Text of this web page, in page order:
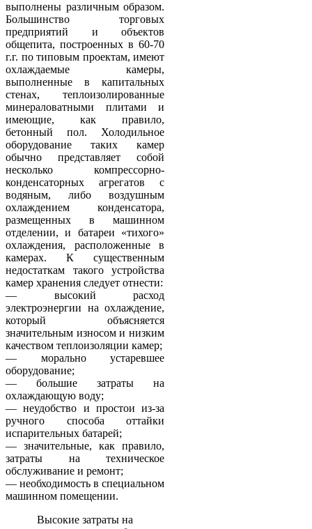
выполнены различным образом.
Большинство торговых
предприятий и объектов
общепита, построенных в 60-70
г.г. по типовым проектам, имеют
охлаждаемые камеры,
выполненные в капитальных
стенах, теплоизолированные
минераловатными плитами и
имеющие, как правило,
бетонный пол. Холодильное
оборудование таких камер
обычно представляет собой
несколько компрессорно-
конденсаторных агрегатов с
водяным, либо воздушным
охлаждением конденсатора,
размещенных в машинном
отделении, и батареи «тихого»
охлаждения, расположенные в
камерах. К существенным
недостаткам такого устройства
камер хранения следует отнести:
— высокий расход
электроэнергии на охлаждение,
который объясняется
значительным износом и низким
качеством теплоизоляции камер;
— морально устаревшее
оборудование;
— большие затраты на
охлаждающую воду;
— неудобство и простои из-за
ручного способа оттайки
испарительных батарей;
— значительные, как правило,
затраты на техническое
обслуживание и ремонт;
— необходимость в специальном
машинном помещении.
Высокие затраты на